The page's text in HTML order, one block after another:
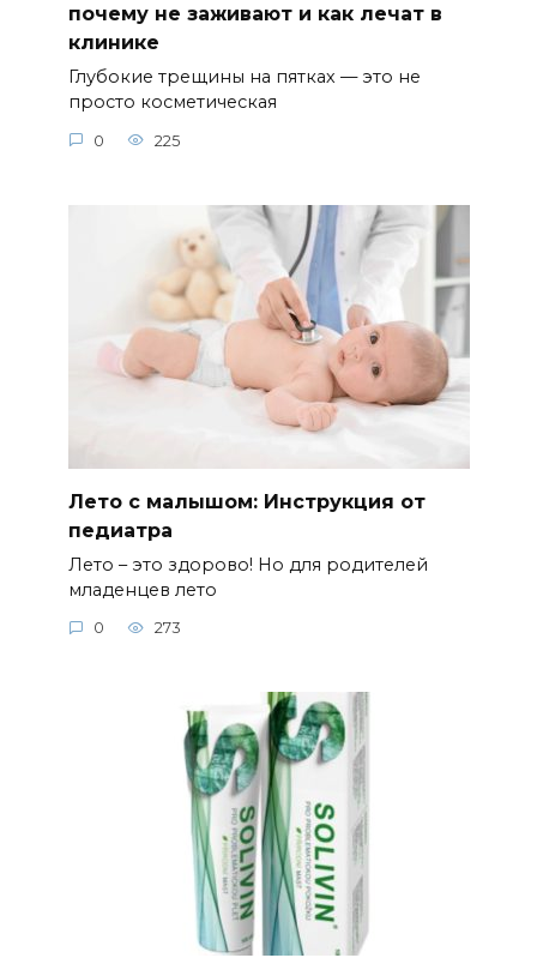
почему не заживают и как лечат в
клинике
Глубокие трещины на пятках — это не
просто косметическая
0 225
Лето с малышом: Инструкция от
педиатра
Лето – это здорово! Но для родителей
младенцев лето
0 273